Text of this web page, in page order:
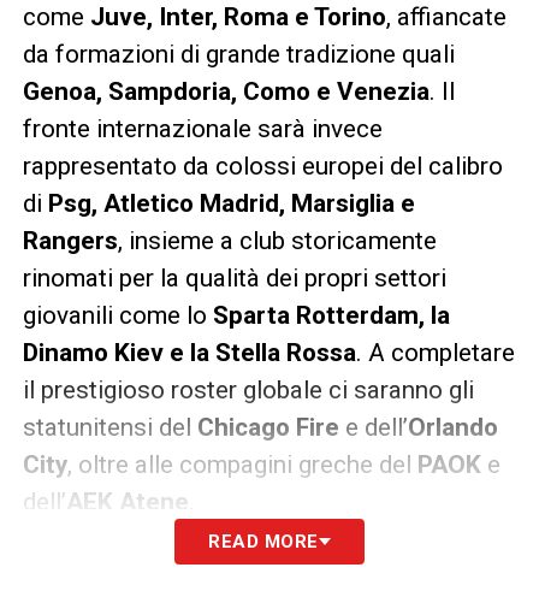
come Juve, Inter, Roma e Torino, affiancate
da formazioni di grande tradizione quali
Genoa, Sampdoria, Como e Venezia. Il
fronte internazionale sarà invece
rappresentato da colossi europei del calibro
di Psg, Atletico Madrid, Marsiglia e
Rangers, insieme a club storicamente
rinomati per la qualità dei propri settori
giovanili come lo Sparta Rotterdam, la
Dinamo Kiev e la Stella Rossa. A completare
il prestigioso roster globale ci saranno gli
statunitensi del Chicago Fire e dell’Orlando
City, oltre alle compagini greche del PAOKe
dell’AEK Atene
Le categorie in campo: spazio anche
READ MORE